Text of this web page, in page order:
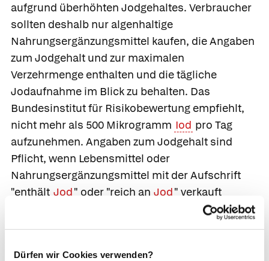
Dürfen wir Cookies verwenden?
aufgrund überhöhten Jodgehaltes. Verbraucher
sollten deshalb nur algenhaltige
Nahrungsergänzungsmittel kaufen, die Angaben
zum Jodgehalt und zur maximalen
Verzehrmenge enthalten und die tägliche
Jodaufnahme im Blick zu behalten. Das
Bundesinstitut für Risikobewertung empfiehlt,
nicht mehr als 500 Mikrogramm Iod pro Tag
aufzunehmen. Angaben zum Jodgehalt sind
Pflicht, wenn Lebensmittel oder
Nahrungsergänzungsmittel mit der Aufschrift
"enthält Jod" oder "reich an Jod" verkauft
werden. Besondere Vorsicht sollte bei Produkten
Insbesondere Veganern werden Algen als